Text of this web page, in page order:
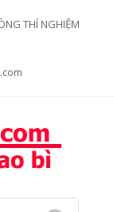
THÍ NGHIỆM